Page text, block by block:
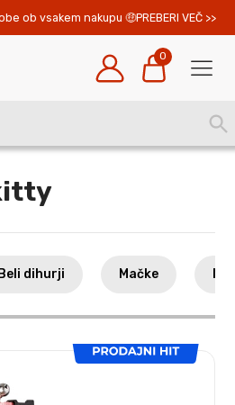
ob vsakem nakupu PREBERI VEČ >>
0
dihurji Mačke